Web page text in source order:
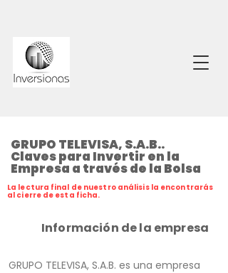
GRUPO TELEVISA, S.A.B..
Claves para Invertir en la
Empresa a través de la Bolsa
La lectura final de nuestro análisis la encontrarás
al cierre de esta ficha.
Información de la empresa
GRUPO TELEVISA, S.A.B. es una empresa